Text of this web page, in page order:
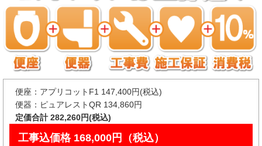
便座：アプリコットF1 147,400円(税込)
便器：ピュアレストQR 134,860円
定価合計 282,260円(税込)
工事込価格 168,000円（税込）